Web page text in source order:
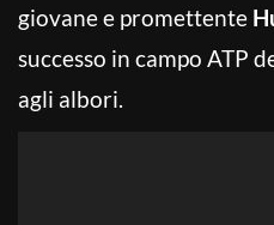
giovane e promettente
successo in campo ATP
agli albori.